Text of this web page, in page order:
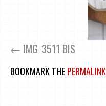
IMG_3511 BIS
BOOKMARK THEPERMALINK